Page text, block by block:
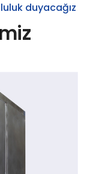
duyacağız